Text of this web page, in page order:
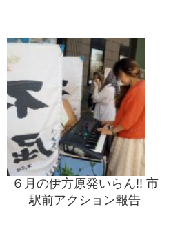
６月の伊方原発いらん!! 市
駅前アクション報告